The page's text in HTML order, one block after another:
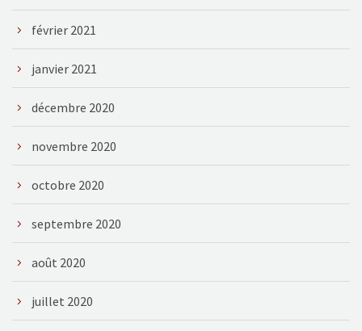
février 2021
janvier 2021
décembre 2020
novembre 2020
octobre 2020
septembre 2020
août 2020
juillet 2020